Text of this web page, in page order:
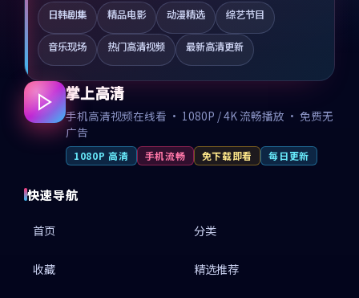
日韩剧集 精品电影 动漫精选 综艺节目
音乐现场 热门高清视频 最新高清更新
掌上高清
手机高清视频在线看 · 1080P / 4K 流畅播放 · 免费无
广告
1080P 高清 手机流畅 免下载即看 每日更新
快速导航
首页 分类
收藏 精选推荐